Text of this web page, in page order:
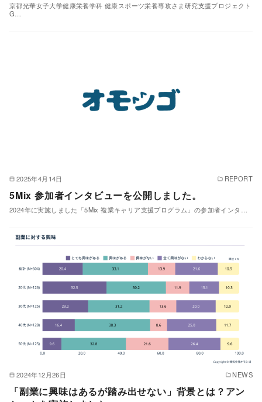
京都光華女子大学健康栄養学科 健康スポーツ栄養専攻さま研究支援プロジェクト
G…
2025年4月14日 REPORT
5Mix 参加者インタビューを公開しました。
2024年に実施しました「5Mix 複業キャリア支援プログラム」の参加者インタ…
2024年12月26日 NEWS
「副業に興味はあるが踏み出せない」背景とは？アン